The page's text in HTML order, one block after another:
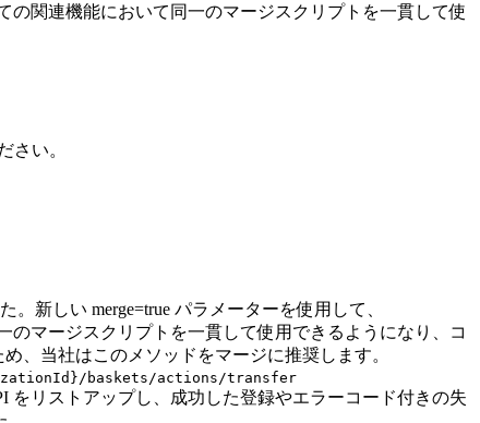
関連機能において同一のマージスクリプトを一貫して使
さい。
。新しい merge=true パラメーターを使用して、
マージスクリプトを一貫して使用できるようになり、コ
、当社はこのメソッドをマージに推奨します。
baskets/actions/transfer
リストアップし、成功した登録やエラーコード付きの失